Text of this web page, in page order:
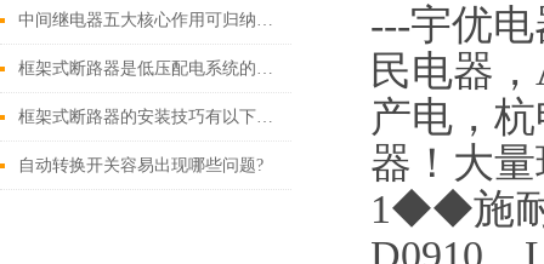
中间继电器五大核心作用可归纳如下
框架式断路器是低压配电系统的核心保护设备
框架式断路器的安装技巧有以下这些
自动转换开关容易出现哪些问题?
---宇优
民电器
产电，
器！大
1◆◆施耐
D0910、